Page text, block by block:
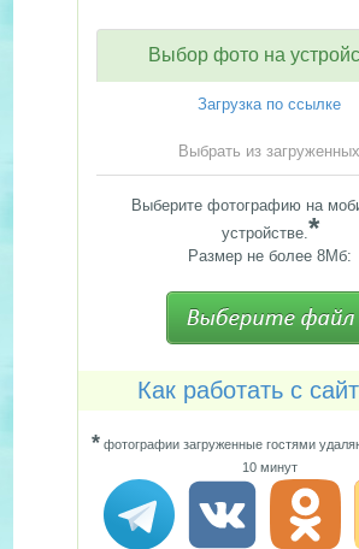
Выбор фото на
Загрузка по ссылке
Выбрать из загруженных
Выберите фотографию на
устройстве.*
Размер не более 8Мб:
Как работать с
*фотографии загруженные гостями
10 минут